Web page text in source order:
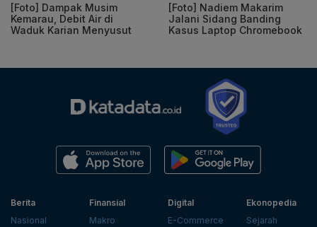
[Foto] Dampak Musim
Kemarau, Debit Air di
Waduk Karian Menyusut
[Foto] Nadiem Makarim
Jalani Sidang Banding
Kasus Laptop Chromebook
Berita
Nasional
Finansial
Makro
Digital
E-Commerce
Ekonopedia
Sejarah